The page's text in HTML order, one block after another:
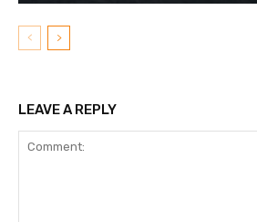
LEAVE A REPLY